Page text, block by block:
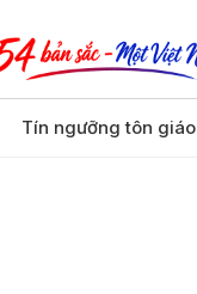
Tín ngưỡng tôn giáo